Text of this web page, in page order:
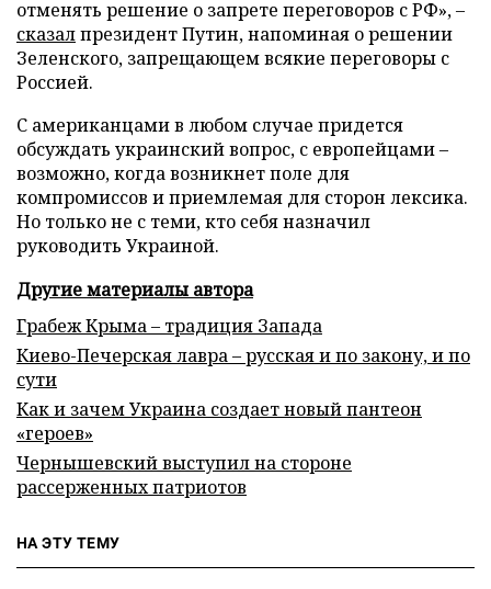
отменять решение о запрете переговоров с РФ», –
сказалпрезидент Путин, напоминая о решении
Зеленского, запрещающем всякие переговоры с
Россией.
С американцами в любом случае придется
обсуждать украинский вопрос, с европейцами –
возможно, когда возникнет поле для
компромиссов и приемлемая для сторон лексика.
Но только не с теми, кто себя назначил
руководить Украиной.
Другие материалы автора
Грабеж Крыма – традиция Запада
Киево-Печерская лавра – русская и по закону, и по
сути
Как и зачем Украина создает новый пантеон
«героев»
Чернышевский выступил на стороне
рассерженных патриотов
НА ЭТУ ТЕМУ